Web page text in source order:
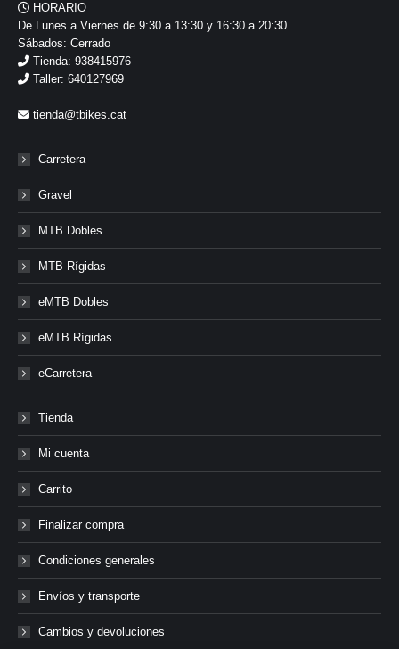
HORARIO
De Lunes a Viernes de 9:30 a 13:30 y 16:30 a 20:30
Sábados: Cerrado
Tienda: 938415976
Taller: 640127969
tienda@tbikes.cat
Carretera
Gravel
MTB Dobles
MTB Rígidas
eMTB Dobles
eMTB Rígidas
eCarretera
Tienda
Mi cuenta
Carrito
Finalizar compra
Condiciones generales
Envíos y transporte
Cambios y devoluciones